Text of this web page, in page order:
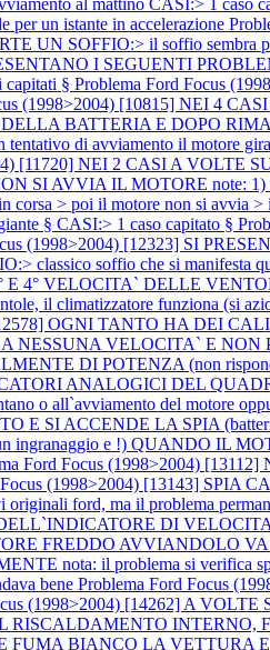
un istante in accelerazione
UN SOFFIO:> il soffio
I SEGUENTI
§ Problema Ford Focus
(1998>2004) [10815] NEI 4
BATTERIA E DOPO
di avviamento il motore
[11720] NEI 2 CASI A
SI AVVIA IL MOTORE note:
> poi il motore non si avvia
§ CASI:> 1 caso capitato §
(1998>2004) [12323] SI
classico soffio che si manifesta
E 4° VELOCITA` DELLE
il climatizzatore funziona (si
OGNI TANTO HA DEI
VELOCITA` E NON
DI POTENZA (non
ANALOGICI DEL
o all`avviamento del motore
E SI ACCENDE LA SPIA
ingranaggio e !) QUANDO IL
Ford Focus (1998>2004)
(1998>2004) [13143] SPIA
ford, ma il problema
DI
FREDDO AVVIANDOLO
nota: il problema si verifica
bene Problema Ford Focus
(1998>2004) [14262] A
RISCALDAMENTO INTERNO,
FUMA BIANCO LA VETTURA